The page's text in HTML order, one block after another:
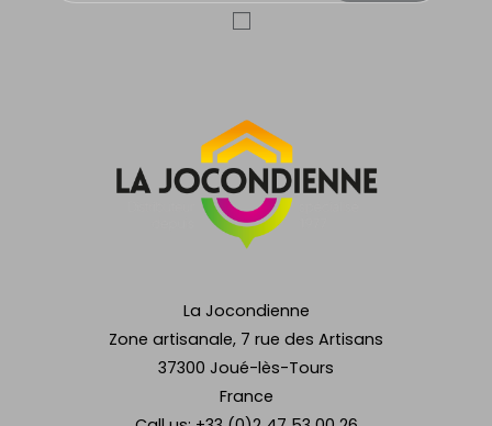
La Jocondienne
Zone artisanale, 7 rue des Artisans
37300 Joué-lès-Tours
France